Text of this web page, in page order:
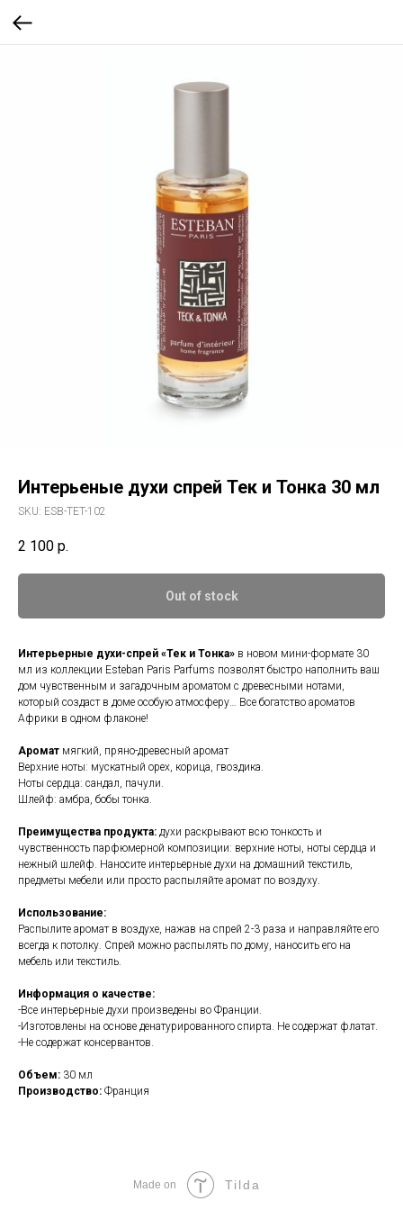
Интерьеные духи спрей Тек и Тонка 30 мл
SKU: ESB-TET-102
2 100 р.
Out of stock
Интерьерные духи-спрей «Тек и Тонка» в новом мини-формате 30
мл из коллекции Esteban Paris Parfums позволят быстро наполнить ваш
дом чувственным и загадочным ароматом с древесными нотами,
который создаст в доме особую атмосферу… Все богатство ароматов
Африки в одном флаконе!
Аромат мягкий, пряно-древесный аромат
Верхние ноты: мускатный орех, корица, гвоздика.
Ноты сердца: сандал, пачули.
Шлейф: амбра, бобы тонка.
Преимущества продукта: духи раскрывают всю тонкость и
чувственность парфюмерной композиции: верхние ноты, ноты сердца и
нежный шлейф. Наносите интерьерные духи на домашний текстиль,
предметы мебели или просто распыляйте аромат по воздуху.
Использование:
Распылите аромат в воздухе, нажав на спрей 2-3 раза и направляйте его
всегда к потолку. Спрей можно распылять по дому, наносить его на
мебель или текстиль.
Информация о качестве:
-Все интерьерные духи произведены во Франции.
-Изготовлены на основе денатурированного спирта. Не содержат флатат.
-Не содержат консервантов.
Объем: 30 мл
Производство: Франция
Made on Tilda